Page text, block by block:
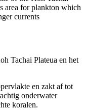
Tachai Plateua en het
en zakt af tot
onderwater
koralen.